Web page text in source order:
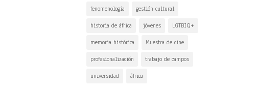
fenomenología gestión cultural
historia de áfrica jóvenes LGTBIQ+
memoria histórica Muestra de cine
profesionalización trabajo de campos
universidad áfrica